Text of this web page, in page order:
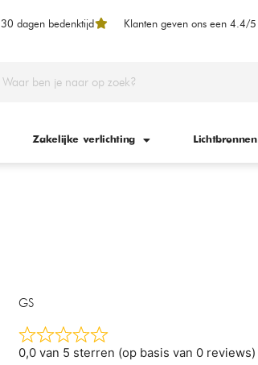
30 dagen bedenktijd Klanten geven ons een 4.4/5
Zakelijke verlichting Lichtbronnen
GS
0,0 van 5 sterren (op basis van 0 reviews)